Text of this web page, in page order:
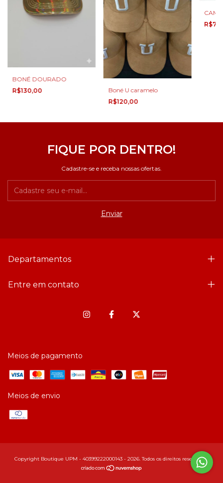
BONÉ DOURADO
R$130,00
Boné U caramelo
R$120,00
FIQUE POR DENTRO!
Cadastre-se e receba nossas ofertas.
Departamentos
Entre em contato
Meios de pagamento
Meios de envio
Copyright Boutique UPM - 40399222000143 - 2026. Todos os direitos reservados.